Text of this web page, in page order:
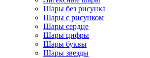
Шары без рисунка
Шары с рисунком
Шары сердце
Шары цифры
Шары буквы
Шары звезды